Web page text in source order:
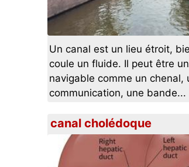
Un canal est un lieu étroit,
coule un fluide. Il peut être
navigable comme un chenal,
communication, une bande...
canal cholédoque